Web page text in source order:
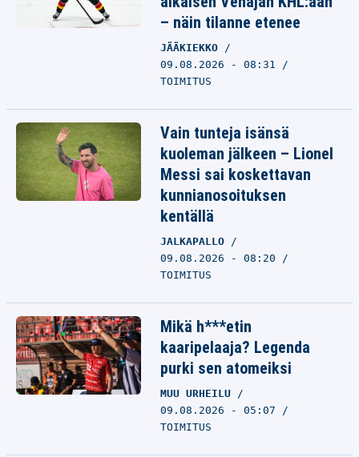
– näin tilanne etenee
JÄÄKIEKKO
09.08.2026 - 08:31
TOIMITUS
Vain tunteja isänsä
kuoleman jälkeen – Lionel
Messi sai koskettavan
kunnianosoituksen
kentällä
JALKAPALLO
09.08.2026 - 08:20
TOIMITUS
Mikä h***etin
kaaripelaaja? Legenda
purki sen atomeiksi
MUU URHEILU
09.08.2026 - 05:07
TOIMITUS